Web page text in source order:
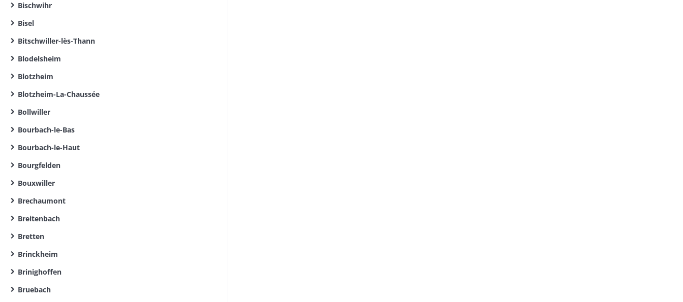
Bischwihr
Bisel
Bitschwiller-lès-Thann
Blodelsheim
Blotzheim
Blotzheim-La-Chaussée
Bollwiller
Bourbach-le-Bas
Bourbach-le-Haut
Bourgfelden
Bouxwiller
Brechaumont
Breitenbach
Bretten
Brinckheim
Brinighoffen
Bruebach